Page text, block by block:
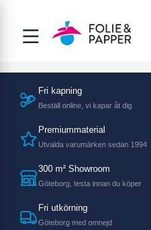
Fri kapning
Beställ online, vi kapar åt dig
Premiummaterial
Utvalda varumärken sedan 1994
300 m² Showroom
Göteborg, testa innan du köper
Fri utkörning
Göteborg med omnejd